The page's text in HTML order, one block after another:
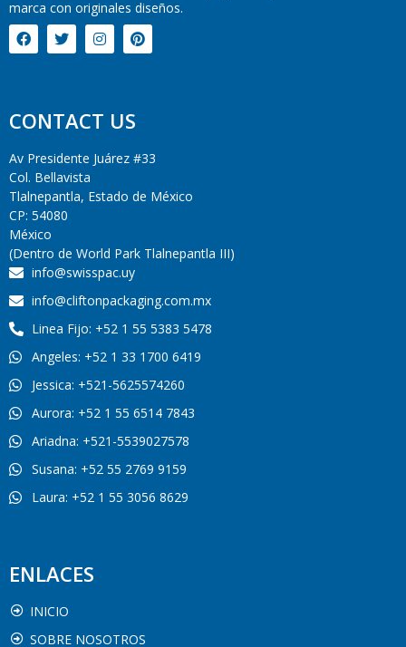
marca con originales diseños.
CONTACT US
Av Presidente Juárez #33
Col. Bellavista
Tlalnepantla, Estado de México
CP: 54080
México
(Dentro de World Park Tlalnepantla III)
info@swisspac.uy
info@cliftonpackaging.com.mx
Linea Fijo: +52 1 55 5383 5478
Angeles: +52 1 33 1700 6419
Jessica: +521-5625574260
Aurora: +52 1 55 6514 7843
Ariadna: +521-5539027578
Susana: +52 55 2769 9159
Laura: +52 1 55 3056 8629
ENLACES
INICIO
SOBRE NOSOTROS